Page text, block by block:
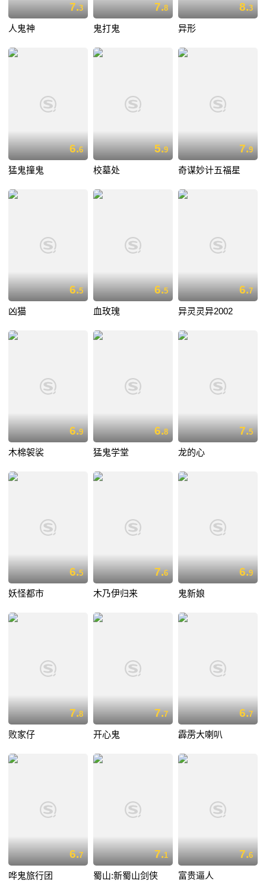
7.3
人鬼神
7.8
鬼打鬼
8.3
异形
6.6
猛鬼撞鬼
5.9
校墓处
7.9
奇谋妙计五福星
6.5
凶猫
6.5
血玫瑰
6.7
异灵灵异2002
6.9
木棉袈裟
6.8
猛鬼学堂
7.5
龙的心
6.5
妖怪都市
7.6
木乃伊归来
6.9
鬼新娘
7.8
败家仔
7.7
开心鬼
6.7
霹雳大喇叭
6.7
哗鬼旅行团
7.1
蜀山:新蜀山剑侠
7.6
富贵逼人